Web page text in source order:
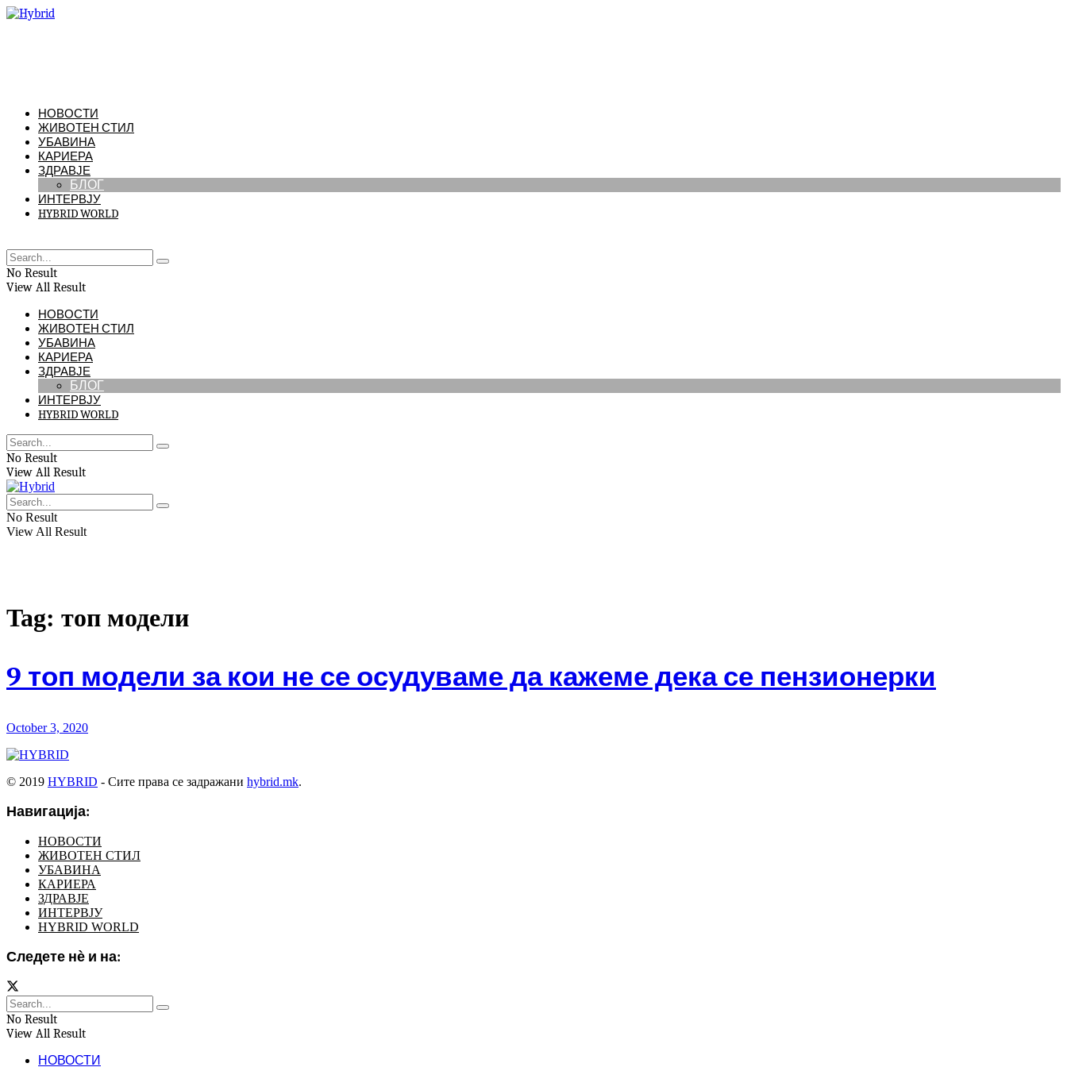
НОВОСТИ
ЖИВОТЕН СТИЛ
УБАВИНА
КАРИЕРА
ЗДРАВЈЕ
БЛОГ
ИНТЕРВЈУ
HYBRID WORLD
No Result
View All Result
НОВОСТИ
ЖИВОТЕН СТИЛ
УБАВИНА
КАРИЕРА
ЗДРАВЈЕ
БЛОГ
ИНТЕРВЈУ
HYBRID WORLD
No Result
View All Result
No Result
View All Result
Tag: топ модели
9 топ модели за кои не се осудуваме да кажеме дека се пензионерки
October 3, 2020
© 2019 HYBRID - Сите права се задражани hybrid.mk.
Навигација:
НОВОСТИ
ЖИВОТЕН СТИЛ
УБАВИНА
КАРИЕРА
ЗДРАВЈЕ
ИНТЕРВЈУ
HYBRID WORLD
Следете нѐ и на:
No Result
View All Result
НОВОСТИ